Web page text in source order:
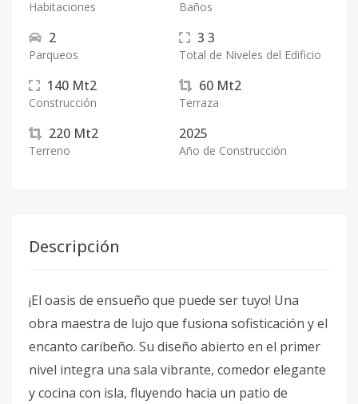
Habitaciones Baños
2
Parqueos
3 3
Total de Niveles del Edificio
140 Mt2
Construcción
60 Mt2
Terraza
220 Mt2
Terreno
2025
Año de Construcción
Descripción
¡El oasis de ensueño que puede ser tuyo! Una
obra maestra de lujo que fusiona sofisticación y el
encanto caribeño. Su diseño abierto en el primer
nivel integra una sala vibrante, comedor elegante
y cocina con isla, fluyendo hacia un patio de